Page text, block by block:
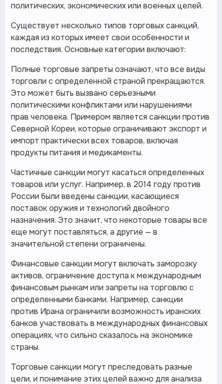
политических, экономических или военных целей.
Существует несколько типов торговых санкций,
каждая из которых имеет свои особенности и
последствия. Основные категории включают:
Полные торговые запреты означают, что все виды
торговли с определенной страной прекращаются.
Это может быть вызвано серьезными
политическими конфликтами или нарушениями
прав человека. Примером является санкции против
Северной Кореи, которые ограничивают экспорт и
импорт практически всех товаров, включая
продукты питания и медикаменты.
Частичные санкции могут касаться определенных
товаров или услуг. Например, в 2014 году против
России были введены санкции, касающиеся
поставок оружия и технологий двойного
назначения. Это значит, что некоторые товары все
еще могут поставляться, а другие — в
значительной степени ограничены.
Финансовые санкции могут включать заморозку
активов, ограничение доступа к международным
финансовым рынкам или запреты на торговлю с
определенными банками. Например, санкции
против Ирана ограничили возможность иранских
банков участвовать в международных финансовых
операциях, что сильно сказалось на экономике
страны.
Торговые санкции могут преследовать разные
цели, и понимание этих целей важно для анализа